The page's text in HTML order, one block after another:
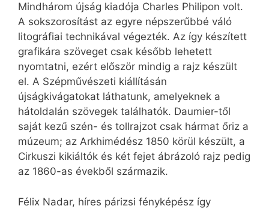
Mindhárom újság kiadója Charles Philipon volt.
A sokszorosítást az egyre népszerűbbé váló
litográfiai technikával végezték. Az így készített
grafikára szöveget csak később lehetett
nyomtatni, ezért először mindig a rajz készült
el. A Szépművészeti kiállításán
újságkivágatokat láthatunk, amelyeknek a
hátoldalán szövegek találhatók. Daumier-től
saját kezű szén- és tollrajzot csak hármat őriz a
múzeum; az Arkhimédész 1850 körül készült, a
Cirkuszi kikiáltók és két fejet ábrázoló rajz pedig
az 1860-as évekből származik.
Félix Nadar, híres párizsi fényképész így